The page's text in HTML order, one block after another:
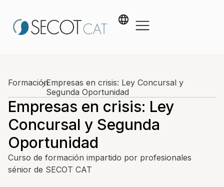
FormaciónEmpresas en crisis: Ley Concursal y
Segunda Oportunidad
Empresas en crisis: Ley
Concursal y Segunda
Oportunidad
Curso de formación impartido por profesionales
sénior de SECOT CAT